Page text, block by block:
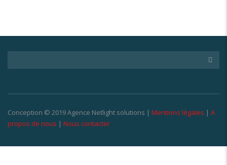
Conception © 2019 Agence Netlight solutions | Mentions légales | A
propos de nous | Nous contacter